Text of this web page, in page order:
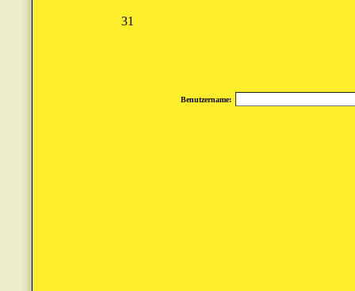
31
Benutzername: